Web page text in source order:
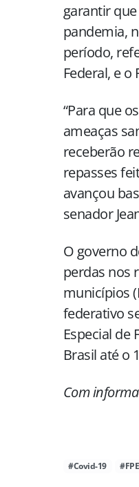
garantir
pandemia,
período,
Federal, e
“Para que
ameaças
receberão
repasses
avançou
senador
O governo
perdas nos
municípios
federativo
Especial de
Brasil até o
Com
#Covid-19 #FPE